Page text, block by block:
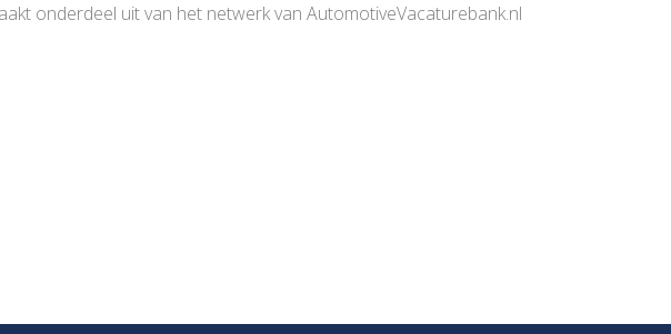
onderdeel uit van het netwerk van AutomotiveVacaturebank.nl